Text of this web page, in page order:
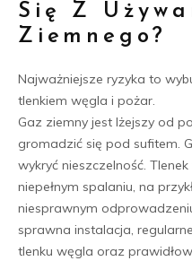
Się Z
Ziemnego?
Najważniejsze ryzyka to
tlenkiem węgla i pożar.
Gaz ziemny jest lżejszy od
gromadzić się pod sufitem.
wykryć nieszczelność.
niepełnym spalaniu, na
niesprawnym
sprawna instalacja,
tlenku węgla oraz